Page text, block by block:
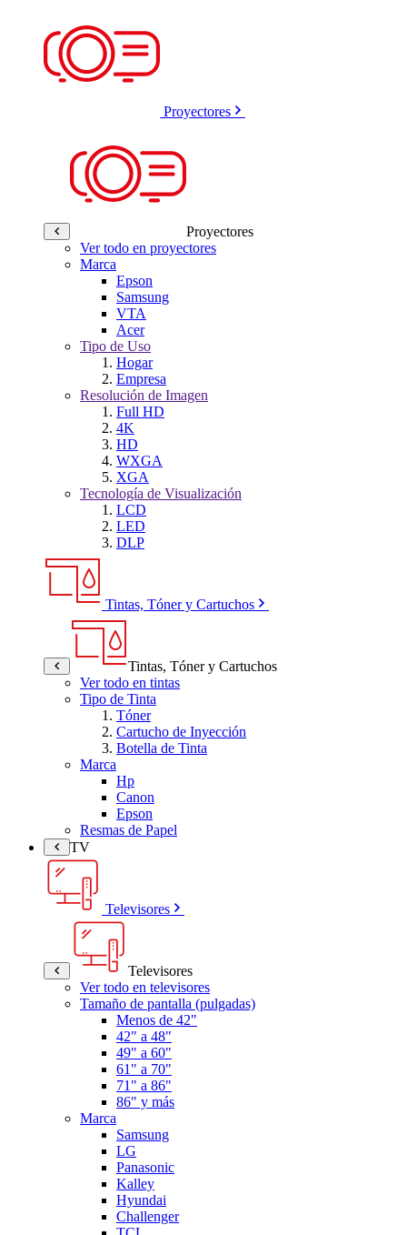
Proyectores
Proyectores
Ver todo en proyectores
Marca
Epson
Samsung
VTA
Acer
Tipo de Uso
Hogar
Empresa
Resolución de Imagen
Full HD
4K
HD
WXGA
XGA
Tecnología de Visualización
LCD
LED
DLP
Tintas, Tóner y Cartuchos
Tintas, Tóner y Cartuchos
Ver todo en tintas
Tipo de Tinta
Tóner
Cartucho de Inyección
Botella de Tinta
Marca
Hp
Canon
Epson
Resmas de Papel
TV
Televisores
Televisores
Ver todo en televisores
Tamaño de pantalla (pulgadas)
Menos de 42"
42" a 48"
49" a 60"
61" a 70"
71" a 86"
86" y más
Marca
Samsung
LG
Panasonic
Kalley
Hyundai
Challenger